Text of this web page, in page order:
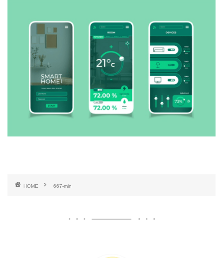
HOME 667-min